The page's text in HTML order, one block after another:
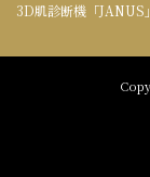
3D肌診断機「JANUS」